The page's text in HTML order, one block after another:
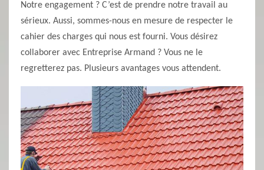
Notre engagement ? C’est de prendre notre travail au
sérieux. Aussi, sommes-nous en mesure de respecter le
cahier des charges qui nous est fourni. Vous désirez
collaborer avec Entreprise Armand ? Vous ne le
regretterez pas. Plusieurs avantages vous attendent.